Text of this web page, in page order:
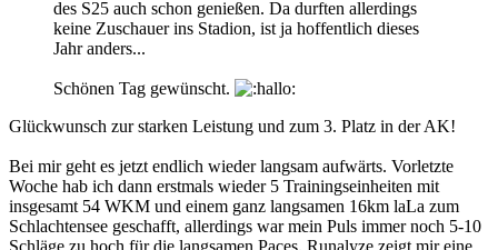
des S25 auch schon genießen. Da durften allerdings
keine Zuschauer ins Stadion, ist ja hoffentlich dieses
Jahr anders...
Schönen Tag gewünscht.
Glückwunsch zur starken Leistung und zum 3. Platz in der AK!
Bei mir geht es jetzt endlich wieder langsam aufwärts. Vorletzte
Woche hab ich dann erstmals wieder 5 Trainingseinheiten mit
insgesamt 54 WKM und einem ganz langsamen 16km laLa zum
Schlachtensee geschafft, allerdings war mein Puls immer noch 5-10
Schläge zu hoch für die langsamen Paces. Runalyze zeigt mir eine